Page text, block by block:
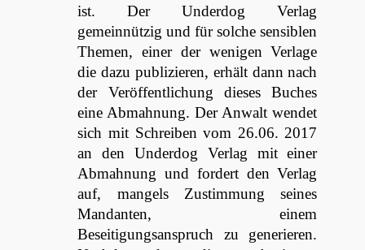
ist. Der Underdog Verlag
gemeinnützig und für solche sensiblen
Themen, einer der wenigen Verlage
die dazu publizieren, erhält dann nach
der Veröffentlichung dieses Buches
eine Abmahnung. Der Anwalt wendet
sich mit Schreiben vom 26.06. 2017
an den Underdog Verlag mit einer
Abmahnung und fordert den Verlag
auf, mangels Zustimmung seines
Mandanten, einem
Beseitigungsanspruch zu generieren.